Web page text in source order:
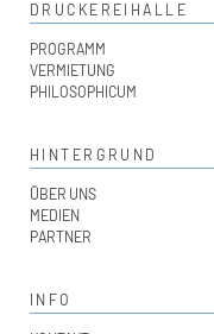
DRUCKEREIHALLE
PROGRAMM
VERMIETUNG
PHILOSOPHICUM
HINTERGRUND
ÜBER UNS
MEDIEN
PARTNER
INFO